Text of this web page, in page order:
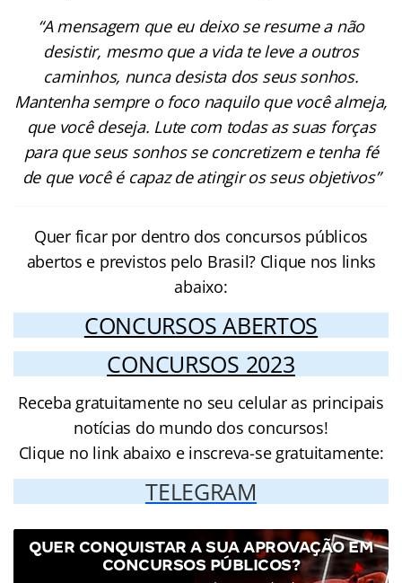
“A mensagem que eu deixo se resume a não
desistir, mesmo que a vida te leve a outros
caminhos, nunca desista dos seus sonhos.
Mantenha sempre o foco naquilo que você almeja,
que você deseja. Lute com todas as suas forças
para que seus sonhos se concretizem e tenha fé
de que você é capaz de atingir os seus objetivos”
Quer ficar por dentro dos concursos públicos
abertos e previstos pelo Brasil? Clique nos links
abaixo:
CONCURSOS ABERTOS
CONCURSOS 2023
Receba gratuitamente no seu celular as principais
notícias do mundo dos concursos!
Clique no link abaixo e inscreva-se gratuitamente:
TELEGRAM
QUER CONQUISTAR A SUA APROVAÇÃO EM
CONCURSOS PÚBLICOS?